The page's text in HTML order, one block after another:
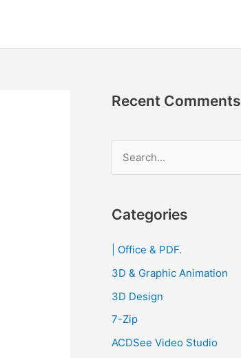
Recent Comments
r
h
f
o
r
Categories
| Office & PDF.
3D & Graphic Animation
3D Design
7-Zip
ACDSee Video Studio